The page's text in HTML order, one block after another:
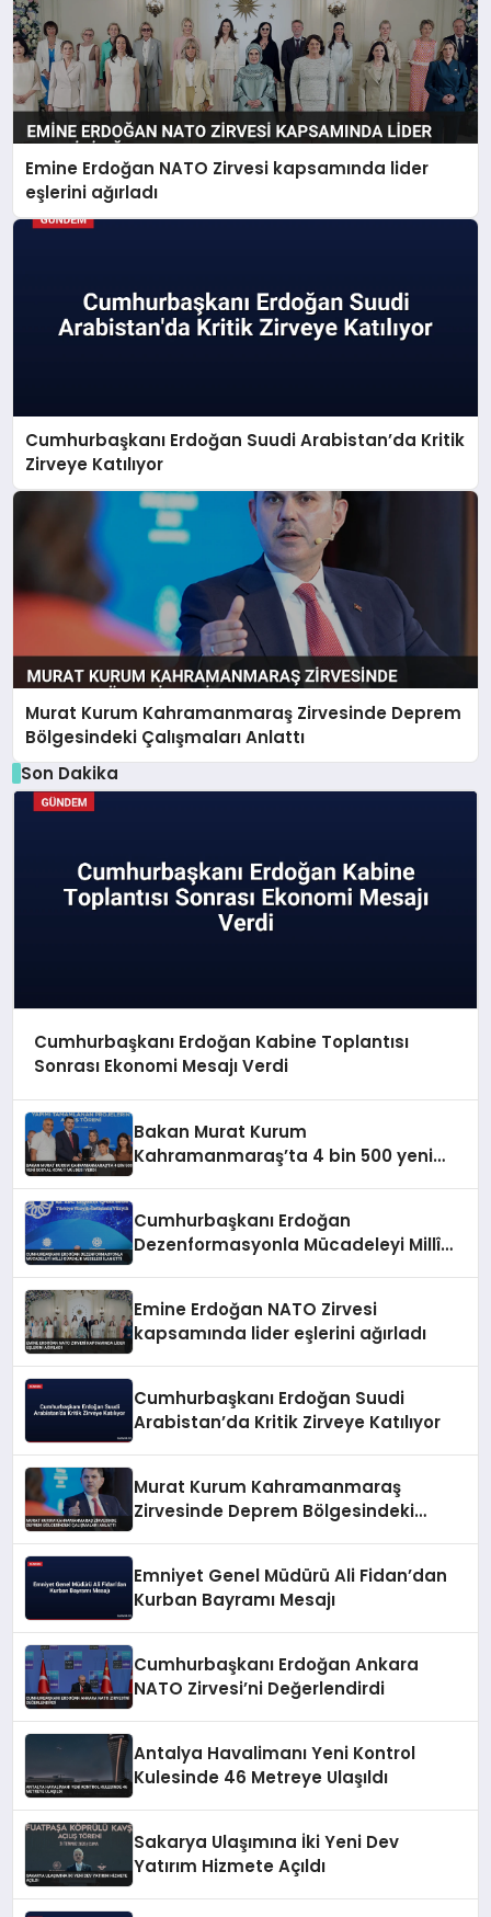
Emine Erdoğan NATO Zirvesi kapsamında lider
eşlerini ağırladı
Cumhurbaşkanı Erdoğan Suudi Arabistan’da Kritik
Zirveye Katılıyor
Murat Kurum Kahramanmaraş Zirvesinde Deprem
Bölgesindeki Çalışmaları Anlattı
Son Dakika
Cumhurbaşkanı Erdoğan Kabine Toplantısı
Sonrası Ekonomi Mesajı Verdi
Bakan Murat Kurum
Kahramanmaraş’ta 4 bin 500 yeni
Cumhurbaşkanı Erdoğan
Dezenformasyonla Mücadeleyi Millî
Emine Erdoğan NATO Zirvesi
kapsamında lider eşlerini ağırladı
Cumhurbaşkanı Erdoğan Suudi
Arabistan’da Kritik Zirveye Katılıyor
Murat Kurum Kahramanmaraş
Zirvesinde Deprem Bölgesindeki
Emniyet Genel Müdürü Ali Fidan’dan
Kurban Bayramı Mesajı
Cumhurbaşkanı Erdoğan Ankara
NATO Zirvesi’ni Değerlendirdi
Antalya Havalimanı Yeni Kontrol
Kulesinde 46 Metreye Ulaşıldı
Sakarya Ulaşımına İki Yeni Dev
Yatırım Hizmete Açıldı